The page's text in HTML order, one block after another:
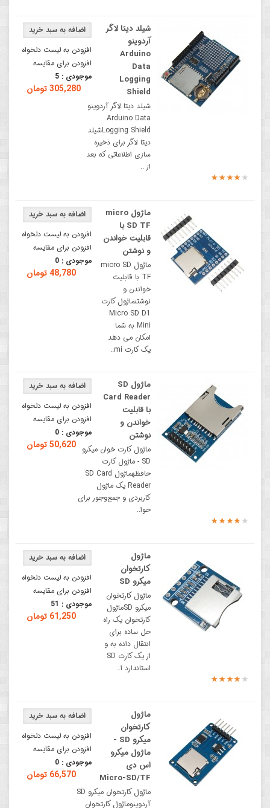
افزودن به لیست دلخواه
افزودن برای مقایسه
موجودی : 5
305,280 تومان
شیلد دیتا لاگر
آردوینو
Arduino
Data
Logging
Shield
شیلد دیتا لاگر آردوینو
Arduino Data
Logging Shieldشیلد
دیتا لاگر برای ذخیره
سازی اطلاعاتی که بعد
از ..
افزودن به لیست دلخواه
افزودن برای مقایسه
موجودی : 0
48,780 تومان
ماژول micro
SD TF با
قابلیت خواندن
و نوشتن
ماژول micro SD
TF با قابلیت
خواندن و
نوشتنماژول کارت
Micro SD D1
Mini به شما
امکان می دهد
یک کارت mi..
افزودن به لیست دلخواه
افزودن برای مقایسه
موجودی : 0
50,620 تومان
ماژول SD
Card Reader
با قابلیت
خواندن و
نوشتن
ماژول کارت خوان میکرو
SD - ماژول کارت
حافظهماژول SD Card
Reader یک ماژول
کاربردی و جمع‌وجور برای
خوا..
افزودن به لیست دلخواه
افزودن برای مقایسه
موجودی : 51
61,250 تومان
ماژول
کارتخوان
میکرو SD
ماژول کارتخوان
میکرو SDماژول
کارتخوان یک راه
حل ساده برای
انتقال داده به و
از یک کارت SD
استاندارد ا..
افزودن به لیست دلخواه
افزودن برای مقایسه
موجودی : 0
66,570 تومان
ماژول
کارتخوان
میکرو SD -
ماژول میکرو
اس دی
Micro-SD/TF
ماژول کارتخوان میکرو SD
آردوینوماژول کارتخوان